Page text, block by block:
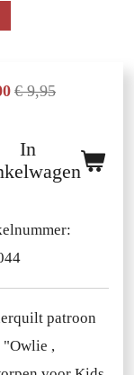
€ 9,95
In
patroon
"Owlie ,